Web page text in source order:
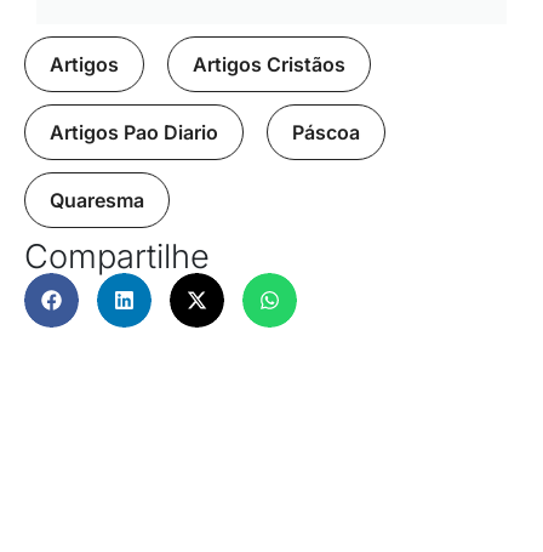
Artigos Artigos Cristãos
Artigos Pao Diario Páscoa
Quaresma
Compartilhe